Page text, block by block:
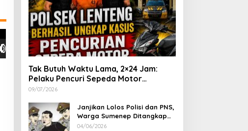
Tak Butuh Waktu Lama, 2×24 Jam:
Pelaku Pencuri Sepeda Motor
Langsung Diringkus Polsek Lenteng di
09/07/2026
Janjikan Lolos Polisi dan PNS,
Warga Sumenep Ditangkap
Polres Sampang, Korban Rugi
04/06/2026